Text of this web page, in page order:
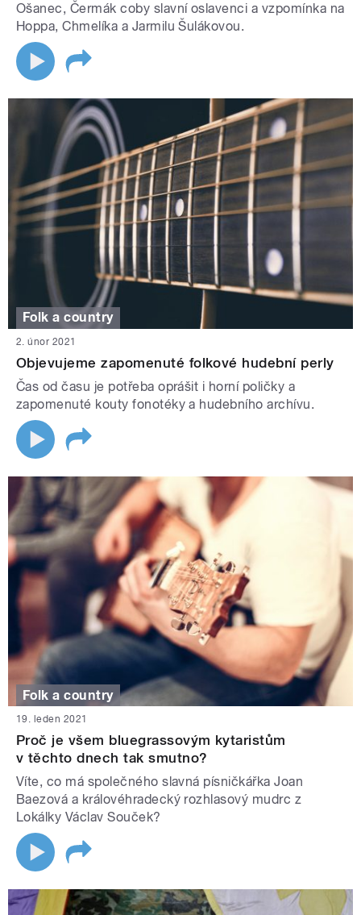
Ošanec, Čermák coby slavní oslavenci a vzpomínka na
Hoppa, Chmelíka a Jarmilu Šulákovou.
Folk a country
2. únor 2021
Objevujeme zapomenuté folkové hudební perly
Čas od času je potřeba oprášit i horní poličky a
zapomenuté kouty fonotéky a hudebního archívu.
Folk a country
19. leden 2021
Proč je všem bluegrassovým kytaristům
v těchto dnech tak smutno?
Víte, co má společného slavná písničkářka Joan
Baezová a královéhradecký rozhlasový mudrc z
Lokálky Václav Souček?